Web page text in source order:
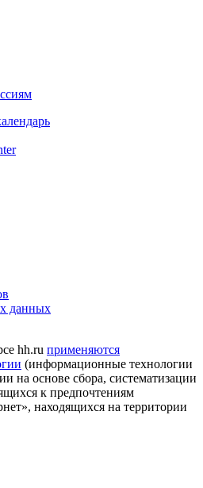
данных
hh.ru применяются
(информационные технологии
на основе сбора, систематизации
к предпочтениям
находящихся на территории